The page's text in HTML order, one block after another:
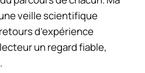
veille scientifique
d’expérience
un regard fiable,